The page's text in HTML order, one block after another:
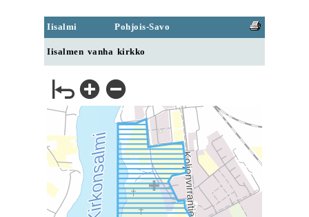
Iisalmi Pohjois-Savo
Iisalmen vanha kirkko